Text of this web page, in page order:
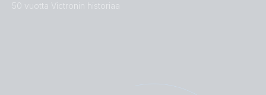
50 vuotta Victronin historiaa